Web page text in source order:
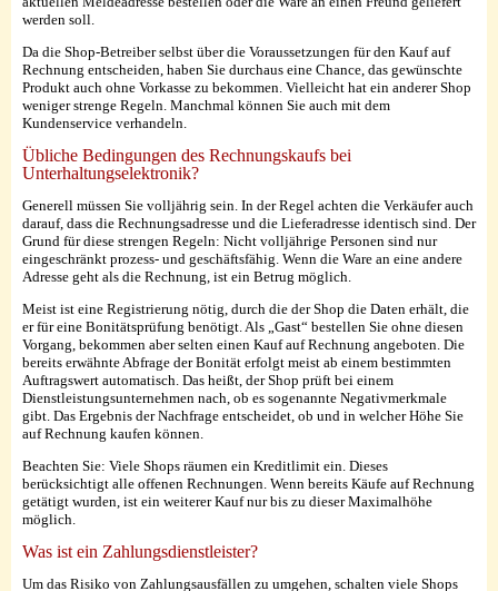
werden soll.
Da die Shop-Betreiber selbst über die Voraussetzungen für den Kauf auf
Rechnung entscheiden, haben Sie durchaus eine Chance, das gewünschte
Produkt auch ohne Vorkasse zu bekommen. Vielleicht hat ein anderer Shop
weniger strenge Regeln. Manchmal können Sie auch mit dem
Kundenservice verhandeln.
Übliche Bedingungen des Rechnungskaufs bei
Unterhaltungselektronik?
Generell müssen Sie volljährig sein. In der Regel achten die Verkäufer auch
darauf, dass die Rechnungsadresse und die Lieferadresse identisch sind. Der
Grund für diese strengen Regeln: Nicht volljährige Personen sind nur
eingeschränkt prozess- und geschäftsfähig. Wenn die Ware an eine andere
Adresse geht als die Rechnung, ist ein Betrug möglich.
Meist ist eine Registrierung nötig, durch die der Shop die Daten erhält, die
er für eine Bonitätsprüfung benötigt. Als „Gast“ bestellen Sie ohne diesen
Vorgang, bekommen aber selten einen Kauf auf Rechnung angeboten. Die
bereits erwähnte Abfrage der Bonität erfolgt meist ab einem bestimmten
Auftragswert automatisch. Das heißt, der Shop prüft bei einem
Dienstleistungsunternehmen nach, ob es sogenannte Negativmerkmale
gibt. Das Ergebnis der Nachfrage entscheidet, ob und in welcher Höhe Sie
auf Rechnung kaufen können.
Beachten Sie: Viele Shops räumen ein Kreditlimit ein. Dieses
berücksichtigt alle offenen Rechnungen. Wenn bereits Käufe auf Rechnung
getätigt wurden, ist ein weiterer Kauf nur bis zu dieser Maximalhöhe
möglich.
Was ist ein Zahlungsdienstleister?
Um das Risiko von Zahlungsausfällen zu umgehen, schalten viele Shops